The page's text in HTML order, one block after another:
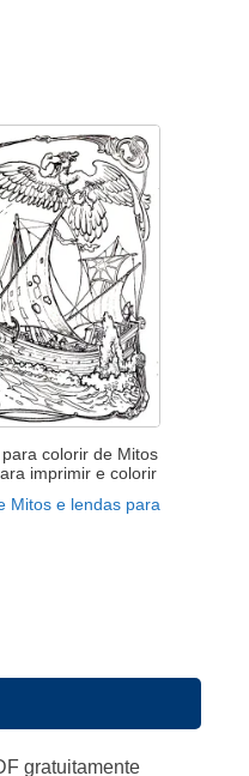
colorir de Mitos
imprimir e colorir
Mitos e lendas para
gratuitamente